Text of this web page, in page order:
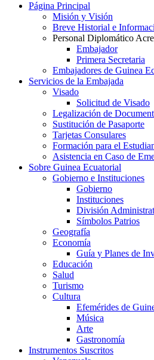
Página Principal
Misión y Visión
Breve Historial e
Personal Diplomático
Embajador
Primera Secretaria
Embajadores de Guinea
Servicios de la Embajada
Visado
Solicitud de Visado
Legalización de
Sustitución de Pasaporte
Tarjetas Consulares
Formación para el
Asistencia en Caso de
Sobre Guinea Ecuatorial
Gobierno e Instituciones
Gobierno
Instituciones
División
Símbolos Patrios
Geografía
Economía
Guía y Planes de
Educación
Salud
Turismo
Cultura
Efemérides de
Música
Arte
Gastronomía
Instrumentos Suscritos